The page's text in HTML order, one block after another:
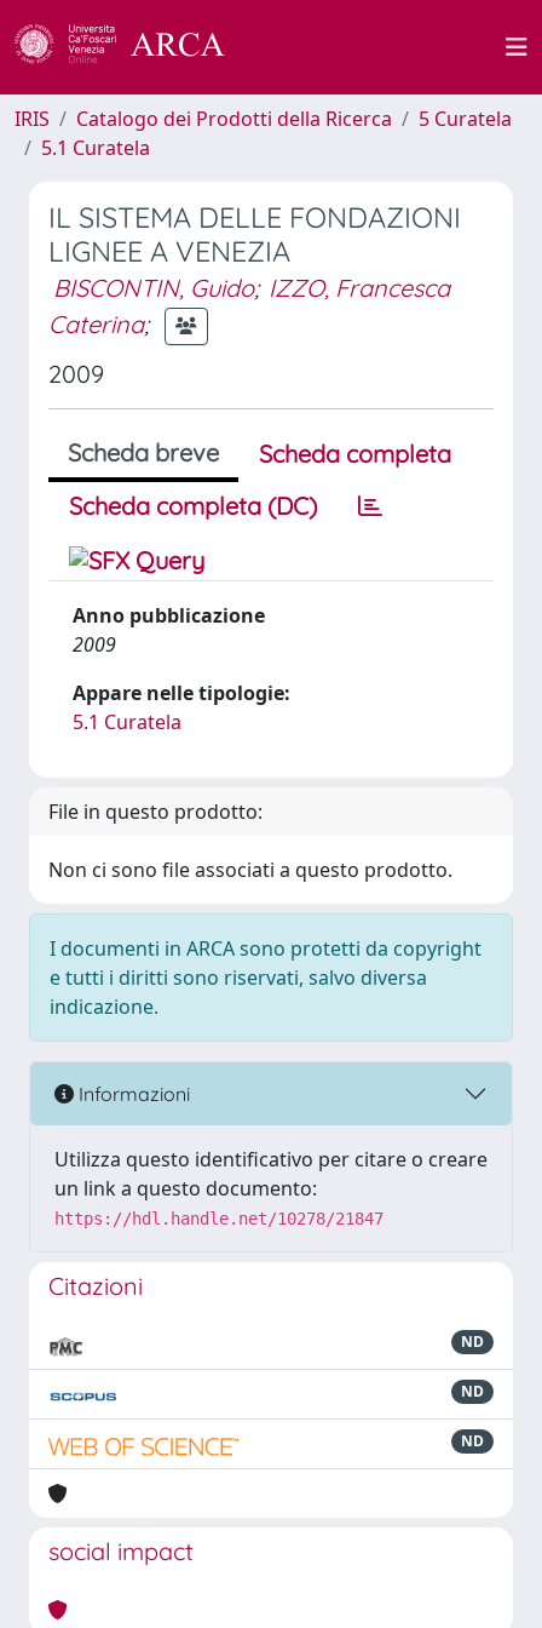
IRIS Catalogo dei Prodotti della Ricerca
5 Curatela
5.1 Curatela
IL SISTEMA DELLE FONDAZIONI
LIGNEE A VENEZIA
BISCONTIN, Guido; IZZO, Francesca
Caterina;
2009
Scheda breve
Scheda completa
Scheda completa (DC)
Anno pubblicazione
2009
Appare nelle tipologie:
5.1 Curatela
File in questo prodotto:
Non ci sono file associati a questo prodotto.
I documenti in ARCA sono protetti da copyright
e tutti i diritti sono riservati, salvo diversa
indicazione.
Informazioni
Utilizza questo identificativo per citare o creare
un link a questo documento:
https://hdl.handle.net/10278/21847
Citazioni
ND
ND
ND
social impact